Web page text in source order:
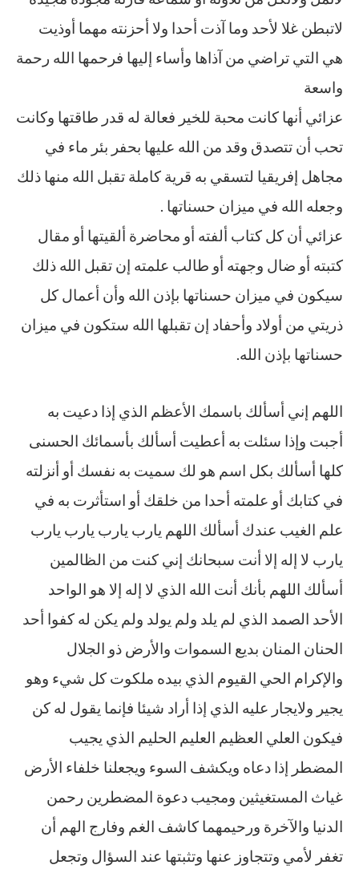
لاتبطن غلا لأحد وما آذت أحدا ولا أحزنته مهما أوذيت
هي التي تراضي من آذاها وأساء إليها فرحمها الله رحمة
واسعة
عزائي أنها كانت محبة للخير فعالة له قدر طاقتها وكانت
تحب أن تتصدق وقد من الله عليها بحفر بئر ماء في
مجاهل إفريقيا لتسقي به قرية كاملة تقبل الله منها ذلك
وجعله الله في ميزان حسناتها .
عزائي أن كل كتاب ألفته أو محاضرة ألقيتها أو مقال
كتبته أو ضال وجهته أو طالب علمته إن تقبل الله ذلك
سيكون في ميزان حسناتها بإذن الله وأن أعمال كل
ذريتي من أولاد وأحفاد إن تقبلها الله ستكون في ميزان
حسناتها بإذن الله.
اللهم إني أسألك باسمك الأعظم الذي إذا دعيت به
أجبت وإذا سئلت به أعطيت أسألك بأسمائك الحسنى
كلها أسألك بكل اسم هو لك سميت به نفسك أو أنزلته
في كتابك أو علمته أحدا من خلقك أو استأثرت به في
علم الغيب عندك أسألك اللهم يارب يارب يارب يارب
يارب لا إله إلا أنت سبحانك إني كنت من الظالمين
أسألك اللهم بأنك أنت الله الذي لا إله إلا هو الواحد
الأحد الصمد الذي لم يلد ولم يولد ولم يكن له كفوا أحد
الحنان المنان بديع السموات والأرض ذو الجلال
والإكرام الحي القيوم الذي بيده ملكوت كل شيء وهو
يجير ولايجار عليه الذي إذا أراد شيئا فإنما يقول له كن
فيكون العلي العظيم العليم الحليم الذي يجيب
المضطر إذا دعاه ويكشف السوء ويجعلنا خلفاء الأرض
غياث المستغيثين ومجيب دعوة المضطرين رحمن
الدنيا والآخرة ورحيمهما كاشف الغم وفارج الهم أن
تغفر لأمي وتتجاوز عنها وتثبتها عند السؤال وتجعل